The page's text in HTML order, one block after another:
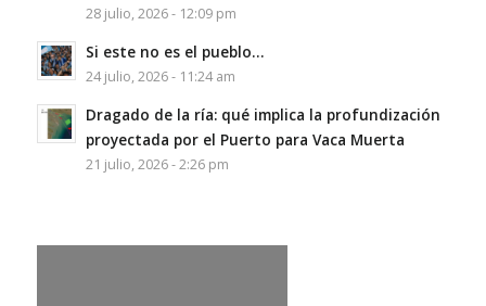
28 julio, 2026 - 12:09 pm
Si este no es el pueblo…
24 julio, 2026 - 11:24 am
Dragado de la ría: qué implica la profundización
proyectada por el Puerto para Vaca Muerta
21 julio, 2026 - 2:26 pm